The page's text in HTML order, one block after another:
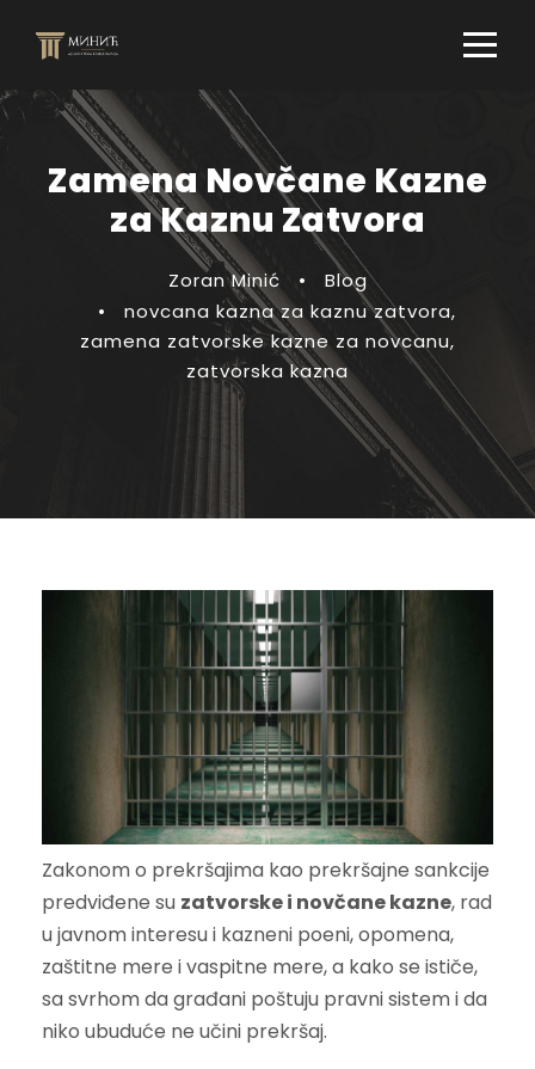
Zamena Novčane Kazne
za Kaznu Zatvora
Zoran Minić •
Blog
•
novcana kazna za kaznu zatvora,
zamena zatvorske kazne za novcanu,
zatvorska kazna
Zakonom o prekršajima kao prekršajne sankcije
predviđene su zatvorske i novčane kazne, rad
u javnom interesu i kazneni poeni, opomena,
zaštitne mere i vaspitne mere, a kako se ističe,
sa svrhom da građani poštuju pravni sistem i da
niko ubuduće ne učini prekršaj.